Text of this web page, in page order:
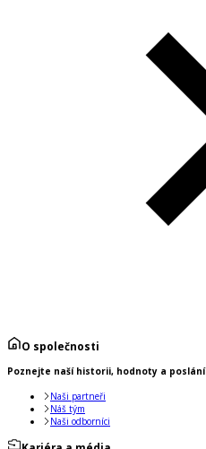
O společnosti
Poznejte naší historii, hodnoty a poslání
Naši partneři
Náš tým
Naši odborníci